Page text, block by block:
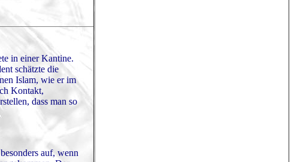
in einer Kantine.
schätzte die
Islam, wie er im
Kontakt,
dass man so
auf, wenn